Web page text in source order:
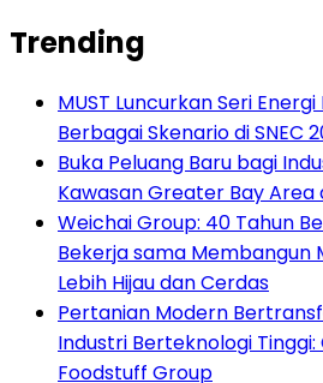
Trending
MUST Luncurkan Seri
Berbagai Skenario di SNEC
Buka Peluang Baru bagi
Kawasan Greater Bay Area
Weichai Group: 40 Tahun
Bekerja sama Membangun
Lebih Hijau dan Cerdas
Pertanian Modern
Industri Berteknologi
Foodstuff Group